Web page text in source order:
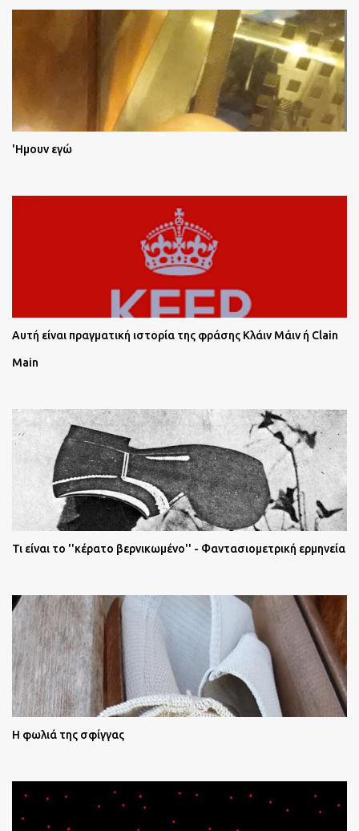
'Ημουν εγώ
Αυτή είναι πραγματική ιστορία της φράσης Κλάιν Μάιν ή Clain
Main
Τι είναι το ''κέρατο βερνικωμένο'' - Φαντασιομετρική ερμηνεία
Η φωλιά της σφίγγας